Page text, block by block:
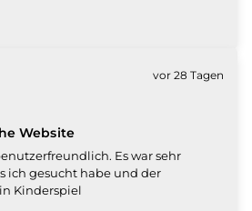
vor 28 Tagen
Website
Es war sehr
ich gesucht habe und der
Kinderspiel